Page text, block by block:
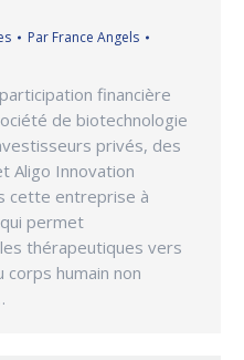
Par France Angels
financière
de biotechnologie
privés, des
Aligo Innovation
cette entreprise à
qui permet
thérapeutiques vers
humain non